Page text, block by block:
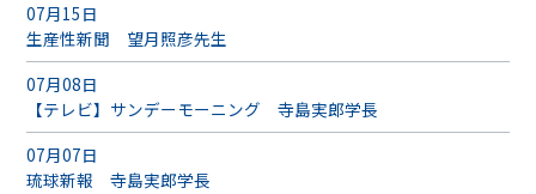
07月15日
生産性新聞 望月照彦先生
07月08日
【テレビ】サンデーモーニング 寺島実郎学長
07月07日
琉球新報 寺島実郎学長